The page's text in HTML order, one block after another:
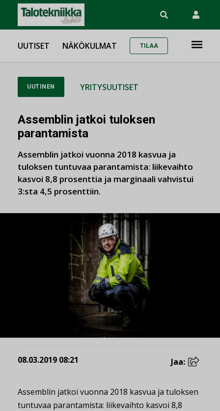
UUTISET NÄKÖKULMAT TILAA
UUTINEN YRITYSUUTISET
Assemblin jatkoi tuloksen
parantamista
Assemblin jatkoi vuonna 2018 kasvua ja
tuloksen tuntuvaa parantamista: liikevaihto
kasvoi 8,8 prosenttia ja marginaali vahvistui
3:sta 4,5 prosenttiin.
08.03.2019 08:21 Jaa:
Assemblin jatkoi vuonna 2018 kasvua ja tuloksen
tuntuvaa parantamista: liikevaihto kasvoi 8,8